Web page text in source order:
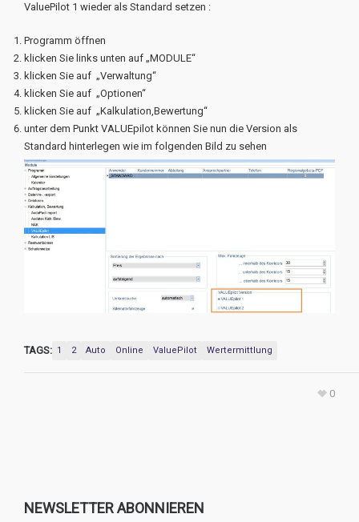
ValuePilot 1 wieder als Standard setzen :
Programm öffnen
klicken Sie links unten auf „MODULE“
klicken Sie auf „Verwaltung“
klicken Sie auf „Optionen“
klicken Sie auf „Kalkulation,Bewertung“
unter dem Punkt VALUEpilot können Sie nun die Version als
Standard hinterlegen wie im folgenden Bild zu sehen
TAGS: 1 2 Auto Online ValuePilot Wertermittlung
0
NEWSLETTER ABONNIEREN